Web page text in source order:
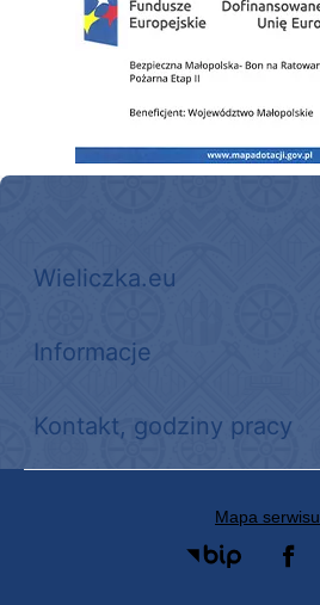
Wieliczka.eu
Informacje
Kontakt, godziny pracy
Mapa serwisu